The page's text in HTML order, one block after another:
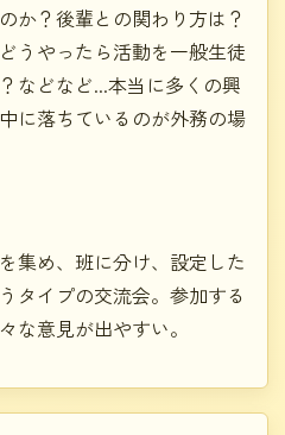
か？後輩との関わり方は？
うやったら活動を一般生徒
などなど...本当に多くの興
に落ちているのが外務の場
集め、班に分け、設定した
タイプの交流会。参加する
な意見が出やすい。